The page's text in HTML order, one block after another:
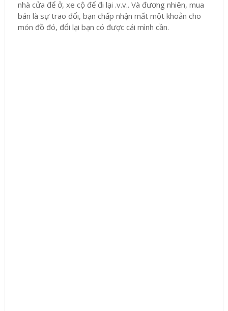
nhà cửa để ở, xe cộ để đi lại .v.v.. Và đương nhiên, mua
bán là sự trao đổi, bạn chấp nhận mất một khoản cho
món đồ đó, đổi lại bạn có được cái mình cần.